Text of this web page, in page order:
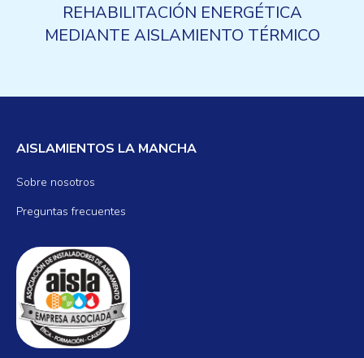
REHABILITACIÓN ENERGÉTICA
MEDIANTE AISLAMIENTO TÉRMICO
AISLAMIENTOS LA MANCHA
Sobre nosotros
Preguntas frecuentes